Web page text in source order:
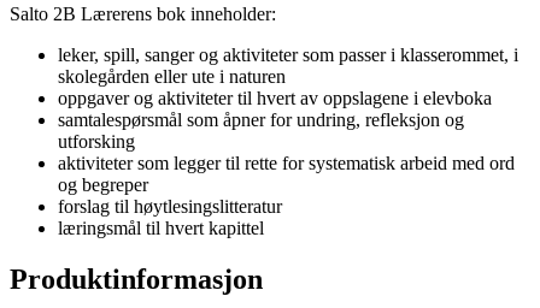
Salto 2B Lærerens bok inneholder:
leker, spill, sanger og aktiviteter som passer i klasserommet, i
skolegården eller ute i naturen
oppgaver og aktiviteter til hvert av oppslagene i elevboka
samtalespørsmål som åpner for undring, refleksjon og
utforsking
aktiviteter som legger til rette for systematisk arbeid med ord
og begreper
forslag til høytlesingslitteratur
læringsmål til hvert kapittel
Produktinformasjon